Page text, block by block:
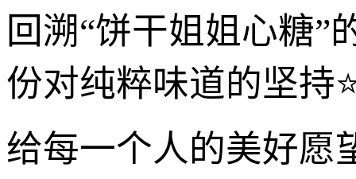
回溯“饼干姐姐心糖”
份对纯粹味道的坚持
给每一个人的美好愿